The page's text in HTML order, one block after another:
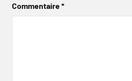
Commentaire*